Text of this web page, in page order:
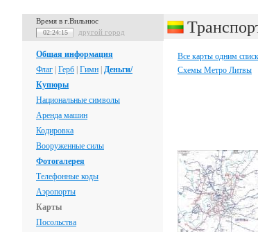
Время в г.Вильнюс
02:24:16 другой город
Общая информация
Флаг Герб Гимн Деньги/
Купюры
Национальные символы
Аренда машин
Кодировка
Вооруженные силы
Фотогалерея
Телефонные коды
Аэропорты
Карты
Посольства
Все карты одним
Схемы Метро Литвы